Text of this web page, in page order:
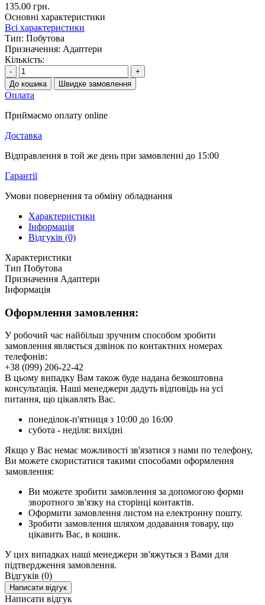
135.00 грн.
Основні характеристики
Всі характеристики
Тип: Побутова
Призначення: Адаптери
Кількість:
-
+
До кошика
Швидке замовлення
Оплата
Приймаємо оплату online
Доставка
Відправлення в той же день при замовленні до 15:00
Гарантії
Умови повернення та обміну обладнання
Характеристики
Інформація
Відгуків (0)
Характеристики
Тип Побутова
Призначення Адаптери
Інформація
Оформлення замовлення:
У робочий час найбільш зручним способом зробити
замовлення являється дзвінок по контактних номерах
телефонів:
+38 (099) 206-22-42
В цьому випадку Вам також буде надана безкоштовна
консультація. Наші менеджери дадуть відповідь на усі
питання, що цікавлять Вас.
понеділок-п'ятниця з 10:00 до 16:00
субота - неділя: вихідні
Якщо у Вас немає можливості зв'язатися з нами по телефону,
Ви можете скористатися такими способами оформлення
замовлення:
Ви можете зробити замовлення за допомогою форми
зворотного зв'язку на сторінці контактів.
Оформити замовлення листом на електронну пошту.
Зробити замовлення шляхом додавання товару, що
цікавить Вас, в кошик.
У цих випадках наші менеджери зв'яжуться з Вами для
підтвердження замовлення.
Відгуків (0)
Написати відгук
Написати відгук